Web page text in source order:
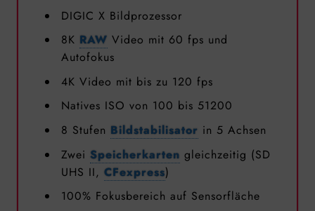
DIGIC X Bildprozessor
8K RAW Video mit 60 fps und
Autofokus
4K Video mit bis zu 120 fps
Natives ISO von 100 bis 51200
8 Stufen Bildstabilisator in 5 Achsen
Zwei Speicherkarten gleichzeitig (SD
UHS II, CFexpress)
100% Fokusbereich auf Sensorfläche